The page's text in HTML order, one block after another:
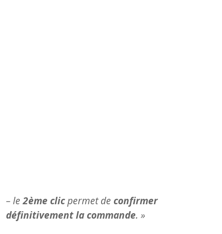
– le2ème clicpermet de confirmer
définitivement la commande. »